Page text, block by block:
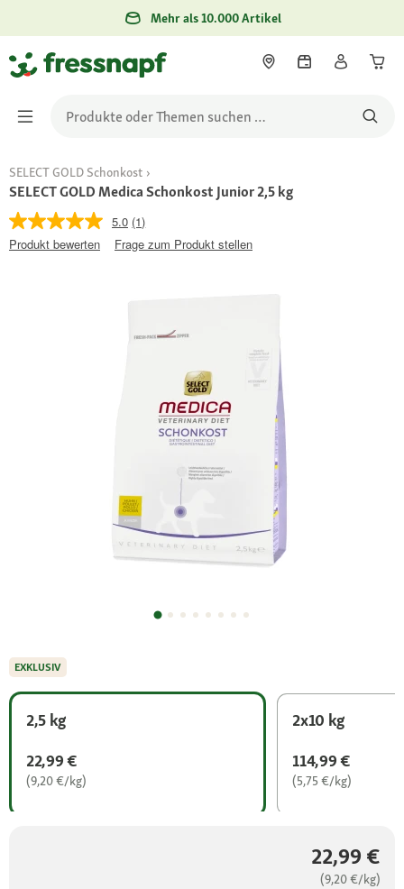
Mehr als 10.000 Artikel
SELECT GOLD Schonkost
SELECT GOLD Medica Schonkost Junior 2,5 kg
5.0 (1)
Produkt bewerten
Frage zum Produkt stellen
2,5 kg
22,99 €
(9,20 €/kg)
2x10 kg
114,99 €
(5,75 €/kg)
22,99 €
(9,20 €/kg)
EXKLUSIV